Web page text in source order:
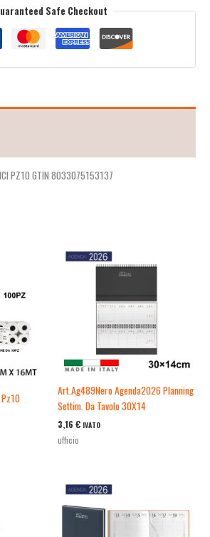
Safe Checkout
PZ10 GTIN 8033075153137
Art.Ag489Nero Agenda2026 Planning
Settim. Da Tavolo 30X14
3,16 € IVATO
ufficio